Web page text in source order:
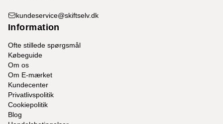
kundeservice@skiftselv.dk
Information
Ofte stillede spørgsmål
Købeguide
Om os
Om E-mærket
Kundecenter
Privatlivspolitik
Cookiepolitik
Blog